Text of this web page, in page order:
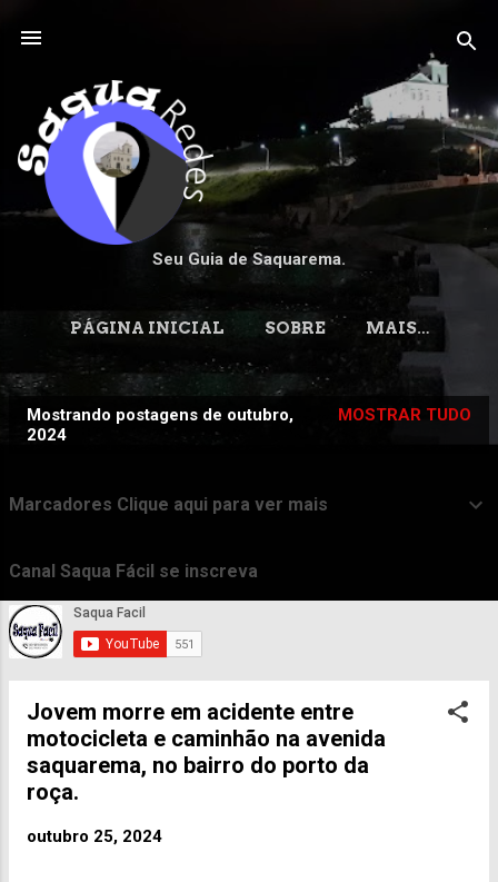
Seu Guia de Saquarema.
PÁGINA INICIAL SOBRE MAIS…
t
g
e
n
s
Mostrando postagens de outubro,
2024
MOSTRAR TUDO
Marcadores Clique aqui para ver mais
Canal Saqua Fácil se inscreva
Jovem morre em acidente entre
motocicleta e caminhão na avenida
saquarema, no bairro do porto da
roça.
outubro 25, 2024